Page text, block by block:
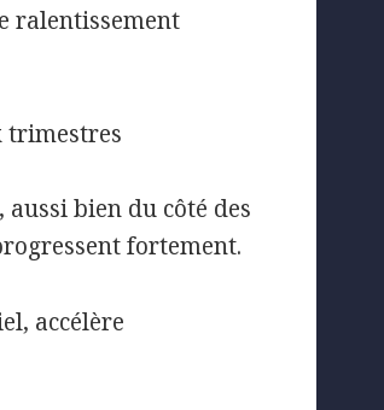
ralentissement
trimestres
, aussi bien du côté des
fortement.
accélère